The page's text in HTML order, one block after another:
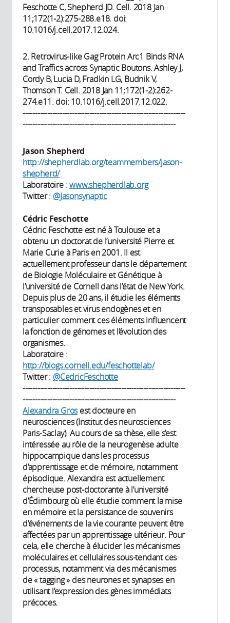
Feschotte C, Shepherd JD. Cell. 2018 Jan
11;172(1-2):275-288.e18. doi:
10.1016/j.cell.2017.12.024.
2. Retrovirus-like Gag Protein Arc1 Binds RNA
and Traffics across Synaptic Boutons. Ashley J,
Cordy B, Lucia D, Fradkin LG, Budnik V,
Thomson T. Cell. 2018 Jan 11;172(1-2):262-
274.e11. doi: 10.1016/j.cell.2017.12.022.
------------------------------------------------------------------
--------------------------------------------------------------
Jason Shepherd
http://shepherdlab.org/teammembers/jason-
shepherd/
Laboratoire :www.shepherdlab.org
Twitter : @Jasonsynaptic
Cédric Feschotte
Cédric Feschotte est né à Toulouse et a
obtenu un doctorat de l’université Pierre et
Marie Curie à Paris en 2001. Il est
actuellement professeur dans le département
de Biologie Moléculaire et Génétique à
l’université de Cornell dans l’état de New York.
Depuis plus de 20 ans, il étudie les éléments
transposables et virus endogènes et en
particulier comment ces éléments influencent
la fonction de génomes et l’évolution des
organismes.
Laboratoire :
http://blogs.cornell.edu/feschottelab/
Twitter : @CedricFeschotte
------------------------------------------------------------------
--------------------------------------------------------------
Alexandra Grosest docteure en
neurosciences (Institut des neurosciences
Paris-Saclay). Au cours de sa thèse, elle s’est
intéressée au rôle de la neurogenèse adulte
hippocampique dans les processus
d’apprentissage et de mémoire, notamment
épisodique. Alexandra est actuellement
chercheuse post-doctorante à l’université
d’Édimbourg où elle étudie comment la mise
en mémoire et la persistance de souvenirs
d’événements de la vie courante peuvent être
affectées par un apprentissage ultérieur. Pour
cela, elle cherche à élucider les mécanismes
moléculaires et cellulaires sous-tendant ces
processus, notamment via des mécanismes
de « tagging » des neurones et synapses en
utilisant l’expression des gènes immédiats
précoces.